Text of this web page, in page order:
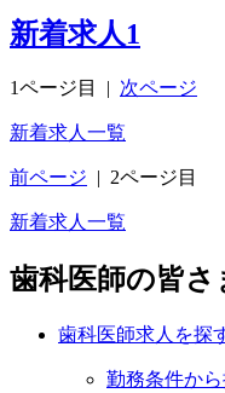
新着求人1
1ページ目 次ページ
新着求人一覧
前ページ 2ページ目
新着求人一覧
歯科医師の皆さ
歯科医師求人を探
勤務条件か